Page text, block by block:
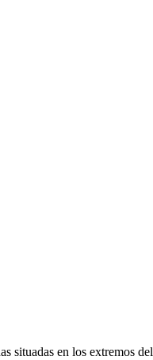
situadas en los extremos